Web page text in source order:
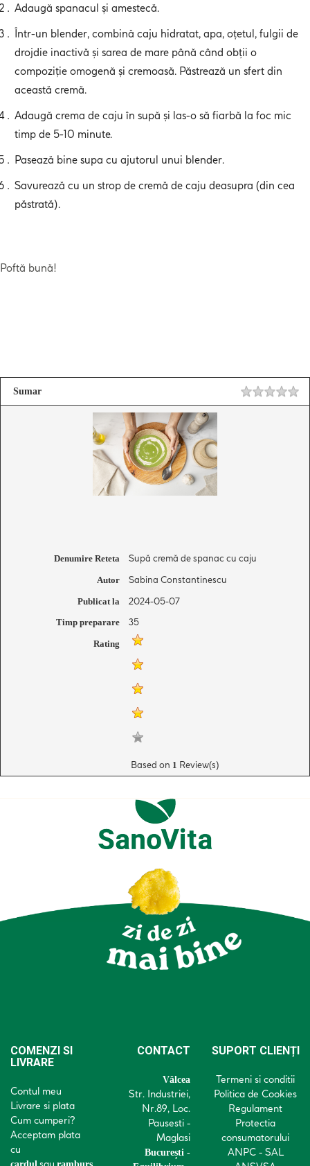
Adaugă spanacul și amestecă.
Într-un blender, combină caju hidratat, apa, oțetul, fulgii de
drojdie inactivă și sarea de mare până când obții o
compoziție omogenă și cremoasă. Păstrează un sfert din
această cremă.
Adaugă crema de caju în supă și las-o să fiarbă la foc mic
timp de 5-10 minute.
Pasează bine supa cu ajutorul unui blender.
Savurează cu un strop de cremă de caju deasupra (din cea
păstrată).
Poftă bună!
Sumar
Denumire Reteta Supă cremă de spanac cu caju
Autor Sabina Constantinescu
Publicat la 2024-05-07
Timp preparare 35
Rating
Based on 1 Review(s)
COMENZI SI
LIVRARE
Contul meu
Livrare si plata
Cum cumperi?
Acceptam plata
cu
CONTACT
Vâlcea
Str. Industriei,
Nr.89, Loc.
Pausesti -
Maglasi
București -
SUPORT CLIENȚI
Termeni si conditii
Politica de Cookies
Regulament
Protectia
consumatorului
ANPC - SAL